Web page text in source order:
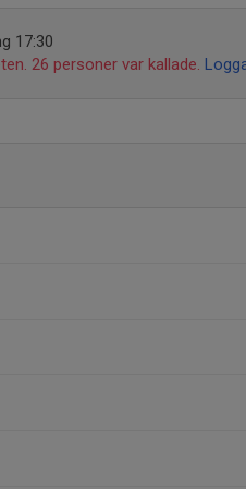
17:30
26 personer var kallade.